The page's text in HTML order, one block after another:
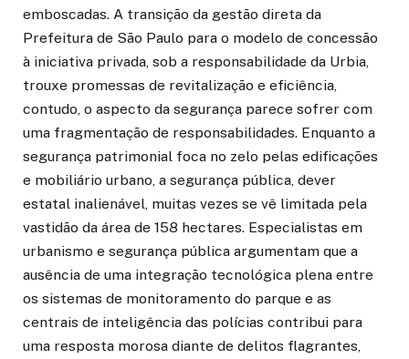
emboscadas. A transição da gestão direta da
Prefeitura de São Paulo para o modelo de concessão
à iniciativa privada, sob a responsabilidade da Urbia,
trouxe promessas de revitalização e eficiência,
contudo, o aspecto da segurança parece sofrer com
uma fragmentação de responsabilidades. Enquanto a
segurança patrimonial foca no zelo pelas edificações
e mobiliário urbano, a segurança pública, dever
estatal inalienável, muitas vezes se vê limitada pela
vastidão da área de 158 hectares. Especialistas em
urbanismo e segurança pública argumentam que a
ausência de uma integração tecnológica plena entre
os sistemas de monitoramento do parque e as
centrais de inteligência das polícias contribui para
uma resposta morosa diante de delitos flagrantes,